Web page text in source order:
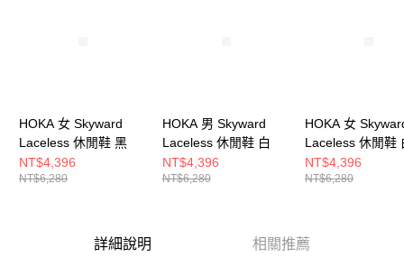
HOKA 女 Skyward
Laceless 休閒鞋 黑
NT$4,396
NT$6,280
HOKA 男 Skyward
Laceless 休閒鞋 白
NT$4,396
NT$6,280
HOKA 女
Laceless 休閒鞋
NT$4,396
NT$6,280
詳細說明 相關推薦